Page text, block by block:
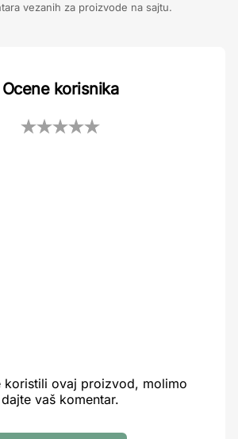
vezanih za proizvode na sajtu.
Ocene korisnika
koristili ovaj proizvod, molimo
dajte vaš komentar.